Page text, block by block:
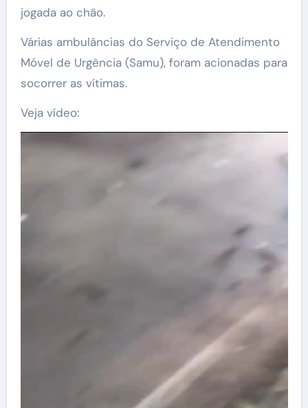
jogada ao chão.
Várias ambulâncias do Serviço de Atendimento
Móvel de Urgência (Samu), foram acionadas para
socorrer as vítimas.
Veja vídeo: